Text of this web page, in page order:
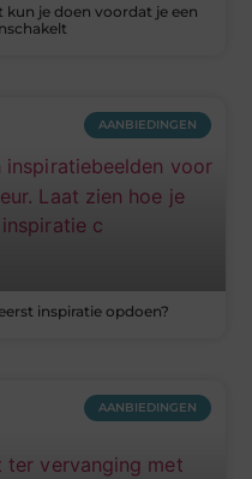
je doen voordat je een
AANBIEDINGEN
inspiratie opdoen?
AANBIEDINGEN